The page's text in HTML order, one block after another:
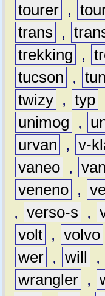
tourer ,
trans
,
trekking
,
tucson
,
twizy , typ
unimog
,
urvan
, v-
vaneo ,
veneno ,
, verso-s ,
volt , volvo
wer , will ,
wrangler ,